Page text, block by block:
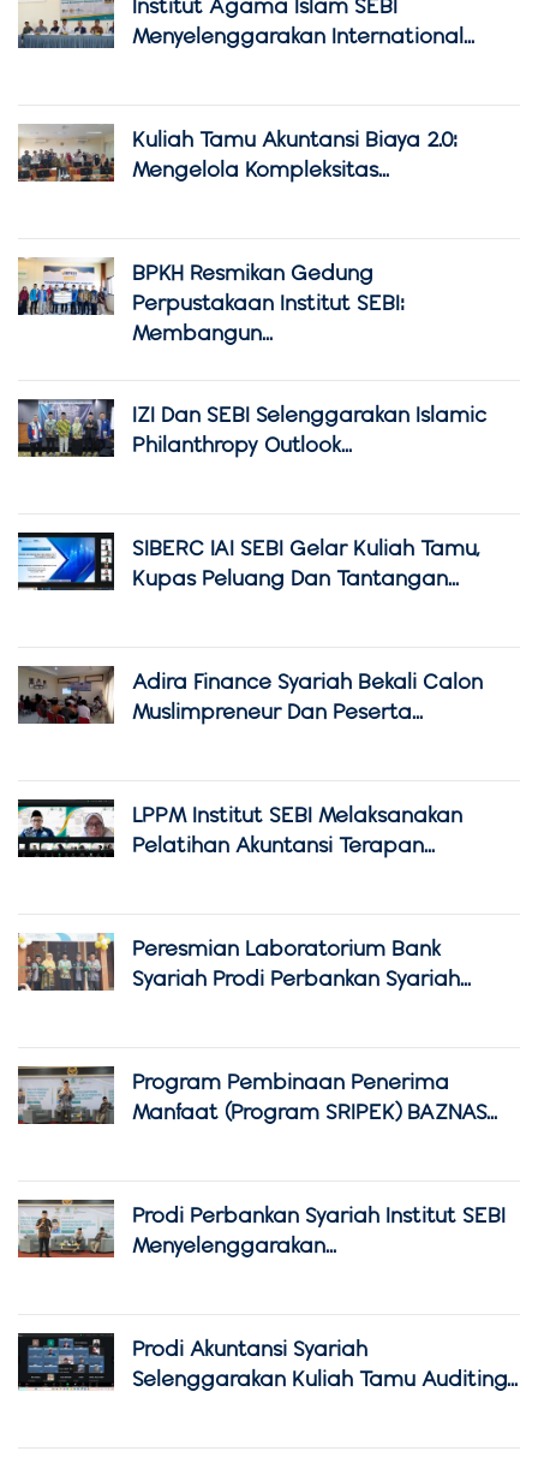
Institut Agama Islam SEBI
Menyelenggarakan International...
Kuliah Tamu Akuntansi Biaya 2.0:
Mengelola Kompleksitas...
BPKH Resmikan Gedung
Perpustakaan Institut SEBI:
Membangun...
IZI Dan SEBI Selenggarakan Islamic
Philanthropy Outlook...
SIBERC IAI SEBI Gelar Kuliah Tamu,
Kupas Peluang Dan Tantangan...
Adira Finance Syariah Bekali Calon
Muslimpreneur Dan Peserta...
LPPM Institut SEBI Melaksanakan
Pelatihan Akuntansi Terapan...
Peresmian Laboratorium Bank
Syariah Prodi Perbankan Syariah...
Program Pembinaan Penerima
Manfaat (Program SRIPEK) BAZNAS...
Prodi Perbankan Syariah Institut SEBI
Menyelenggarakan...
Prodi Akuntansi Syariah
Selenggarakan Kuliah Tamu Auditing...